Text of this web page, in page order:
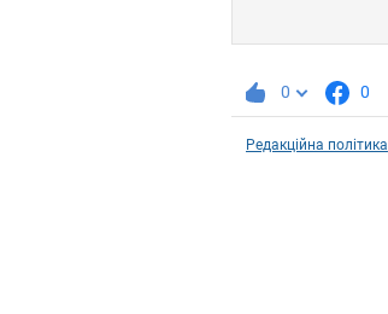
0 0
Редакційна політика